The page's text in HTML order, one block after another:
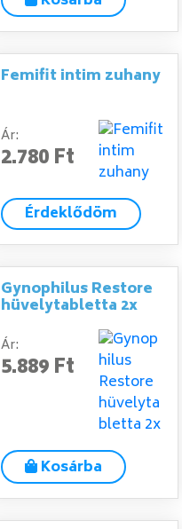
Femifit intim zuhany
Ár:
2.780 Ft
Érdeklődöm
Gynophilus Restore
hüvelytabletta 2x
Ár:
5.889 Ft
Kosárba